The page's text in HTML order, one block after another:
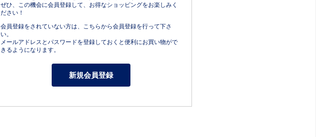
ぜひ、この機会に会員登録して、お得なショッピングをお楽しみく
ださい！
会員登録をされていない方は、こちらから会員登録を行って下さ
い。
メールアドレスとパスワードを登録しておくと便利にお買い物がで
きるようになります。